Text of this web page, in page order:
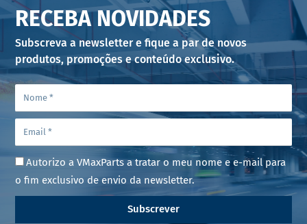
RECEBA NOVIDADES
Subscreva a newsletter e fique a par de novos
produtos, promoções e conteúdo exclusivo.
Autorizo a VMaxParts a tratar o meu nome e e-mail para
o fim exclusivo de envio da newsletter.
Subscrever